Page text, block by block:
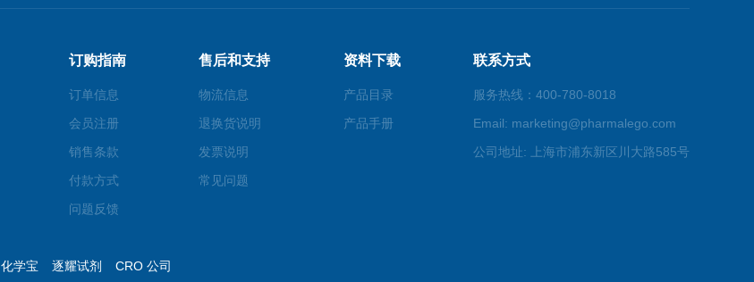
订购指南
订单信息
会员注册
销售条款
付款方式
问题反馈
售后和支持
物流信息
退换货说明
发票说明
常见问题
资料下载
产品目录
产品手册
联系方式
服务热线：400-780-8018
Email: marketing@pharmalego.com
公司地址: 上海市浦东新区川大路585号
化学宝 逐耀试剂 CRO 公司